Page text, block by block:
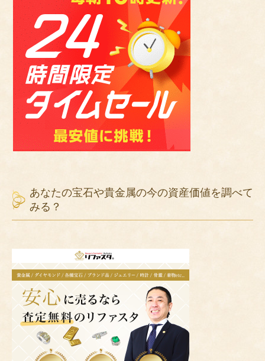
あなたの宝石や貴金属の今の資産価値を調べて
みる？